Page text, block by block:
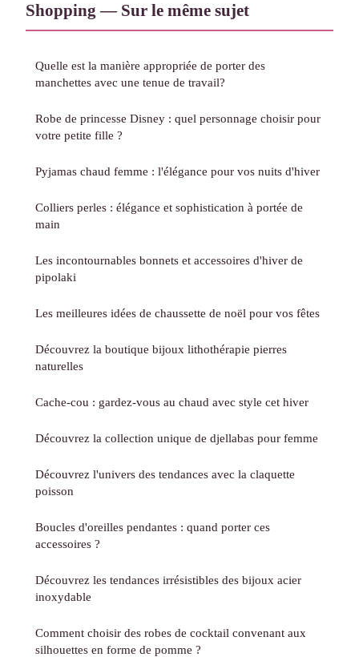
Shopping — Sur le même sujet
Quelle est la manière appropriée de porter des
manchettes avec une tenue de travail?
Robe de princesse Disney : quel personnage choisir pour
votre petite fille ?
Pyjamas chaud femme : l'élégance pour vos nuits d'hiver
Colliers perles : élégance et sophistication à portée de
main
Les incontournables bonnets et accessoires d'hiver de
pipolaki
Les meilleures idées de chaussette de noël pour vos fêtes
Découvrez la boutique bijoux lithothérapie pierres
naturelles
Cache-cou : gardez-vous au chaud avec style cet hiver
Découvrez la collection unique de djellabas pour femme
Découvrez l'univers des tendances avec la claquette
poisson
Boucles d'oreilles pendantes : quand porter ces
accessoires ?
Découvrez les tendances irrésistibles des bijoux acier
inoxydable
Comment choisir des robes de cocktail convenant aux
silhouettes en forme de pomme ?